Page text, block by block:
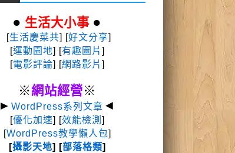
● 生活大小事 ●
[生活慶菜共] [好文分享]
[運動園地] [有趣圖片 ]
[電影評論] [網路影片 ]
※網站經營※
► WordPress系列文章 ◄
[優化加速] [效能檢測 ]
[WordPress教學懶人包]
[攝影天地] [部落格類]